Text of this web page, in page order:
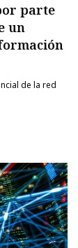
parte
un
de la red